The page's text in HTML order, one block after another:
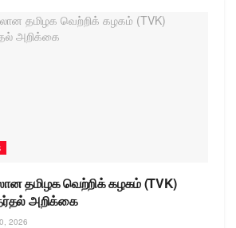
தமிழக வெற்றிக் கழகம் (TVK)
அறிக்கை
2026